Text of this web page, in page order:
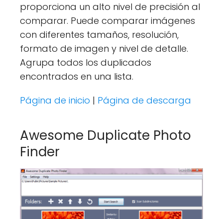
proporciona un alto nivel de precisión al
comparar. Puede comparar imágenes
con diferentes tamaños, resolución,
formato de imagen y nivel de detalle.
Agrupa todos los duplicados
encontrados en una lista.
Página de inicio | Página de descarga
Awesome Duplicate Photo
Finder